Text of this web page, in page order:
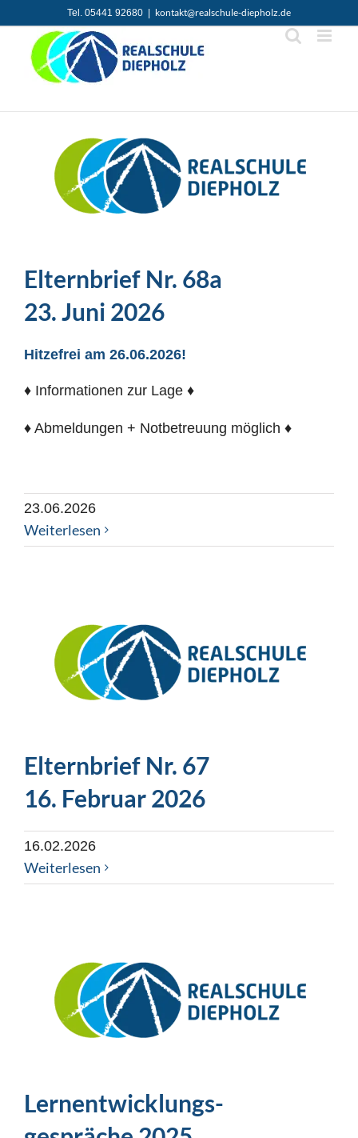
Inhalt
springen
Tel. 05441 92680 kontakt@realschule-diepholz.de
Elternbrief Nr. 68a
23. Juni 2026
Hitzefrei am 26.06.2026!
♦ Informationen zur Lage ♦
♦ Abmeldungen + Notbetreuung möglich ♦
23.06.2026
Weiterlesen
Elternbrief Nr. 67
16. Februar 2026
16.02.2026
Weiterlesen
Lernentwicklungs-